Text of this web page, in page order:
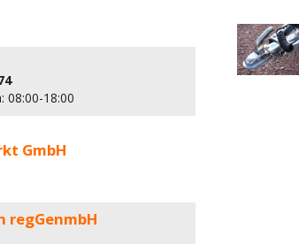
08:00-18:00
GmbH
regGenmbH